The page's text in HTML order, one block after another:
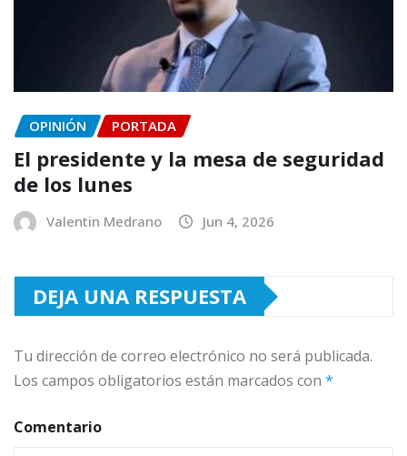
OPINIÓN PORTADA
El presidente y la mesa de seguridad
de los lunes
Valentin Medrano Jun 4, 2026
DEJA UNA RESPUESTA
Tu dirección de correo electrónico no será publicada.
Los campos obligatorios están marcados con *
Comentario